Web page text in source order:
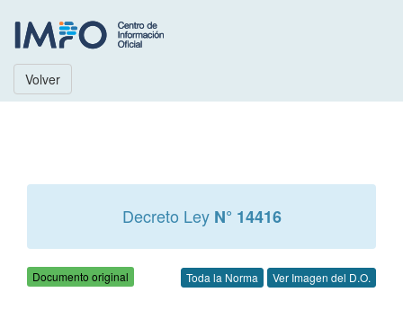
Volver
Decreto Ley N° 14416
Documento original Toda la Norma Ver Imagen del D.O.